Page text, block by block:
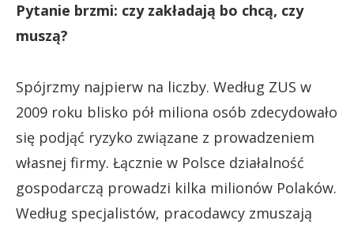
Pytanie brzmi: czy zakładają bo chcą, czy
muszą?
Spójrzmy najpierw na liczby. Według ZUS w
2009 roku blisko pół miliona osób zdecydowało
się podjąć ryzyko związane z prowadzeniem
własnej firmy. Łącznie w Polsce działalność
gospodarczą prowadzi kilka milionów Polaków.
Według specjalistów, pracodawcy zmuszają